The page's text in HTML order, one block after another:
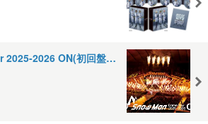
2025-2026 ON(初回盤…